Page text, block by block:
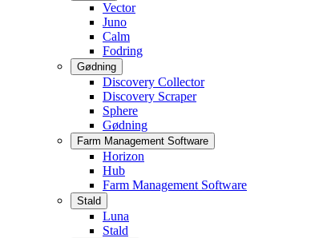
Vector
Juno
Calm
Fodring
Gødning
Discovery Collector
Discovery Scraper
Sphere
Gødning
Farm Management Software
Horizon
Hub
Farm Management Software
Stald
Luna
Stald